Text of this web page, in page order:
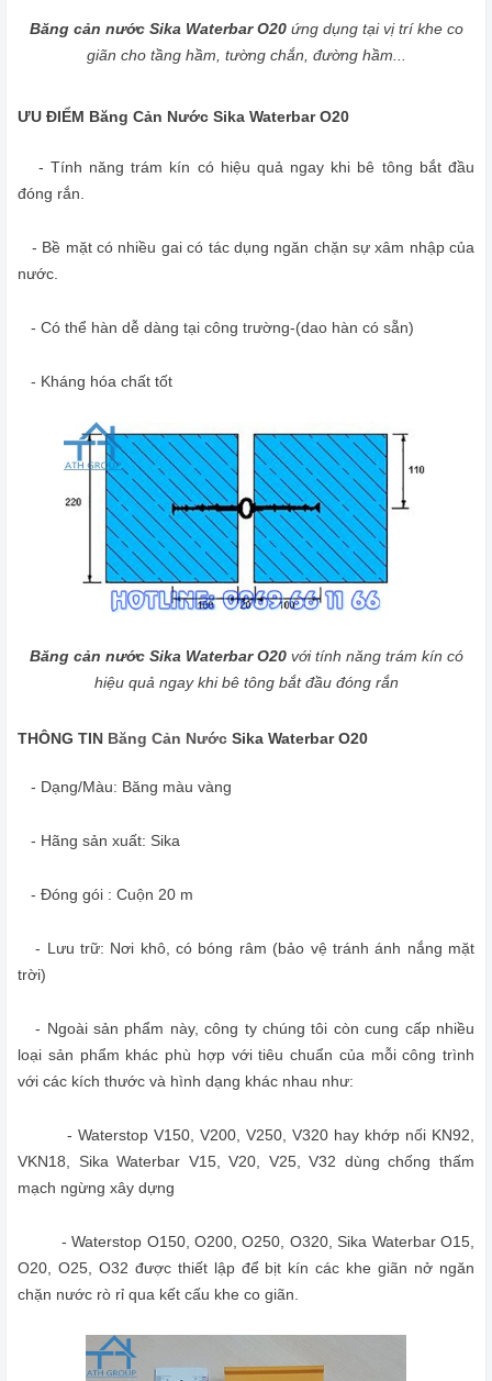
Băng cản nước Sika Waterbar O20ứng dụng tại vị trí khe co
giãn cho tầng hầm, tường chắn, đường hầm...
ƯU ĐIỂM Băng Cản Nước Sika Waterbar O20
- Tính năng trám kín có hiệu quả ngay khi bê tông bắt đầu
đóng rắn.
- Bề mặt có nhiều gai có tác dụng ngăn chặn sự xâm nhập của
nước.
- Có thể hàn dễ dàng tại công trường-(dao hàn có sẵn)
- Kháng hóa chất tốt
Băng cản nước Sika Waterbar O20với tính năng trám kín có
hiệu quả ngay khi bê tông bắt đầu đóng rắn
THÔNG TIN Băng Cản Nước Sika Waterbar O20
- Dạng/Màu: Băng màu vàng
- Hãng sản xuất: Sika
- Đóng gói : Cuộn 20 m
- Lưu trữ: Nơi khô, có bóng râm (bảo vệ tránh ánh nắng mặt
trời)
- Ngoài sản phẩm này, công ty chúng tôi còn cung cấp nhiều
loại sản phẩm khác phù hợp với tiêu chuẩn của mỗi công trình
với các kích thước và hình dạng khác nhau như:
- Waterstop V150, V200, V250, V320 hay khớp nối KN92,
VKN18, Sika Waterbar V15, V20, V25, V32 dùng chống thấm
mạch ngừng xây dựng
- Waterstop O150, O200, O250, O320, Sika Waterbar O15,
O20, O25, O32 được thiết lập để bịt kín các khe giãn nở ngăn
chặn nước rò rỉ qua kết cấu khe co giãn.